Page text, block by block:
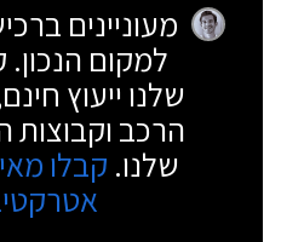
מעוניינים
למקום
שלנו ייעוץ
הרכב וקבוצות
שלנו. קבלו